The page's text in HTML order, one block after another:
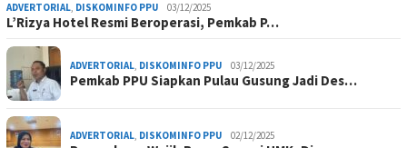
ADVERTORIAL, DISKOMINFO PPU 03/12/2025
L’Rizya Hotel Resmi Beroperasi, Pemkab P…
ADVERTORIAL, DISKOMINFO PPU 03/12/2025
Pemkab PPU Siapkan Pulau Gusung Jadi Des…
ADVERTORIAL, DISKOMINFO PPU 02/12/2025